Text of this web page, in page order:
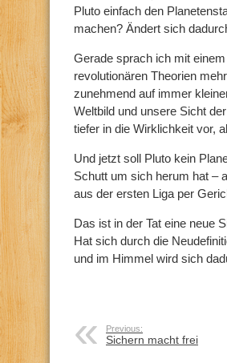
Pluto einfach den
machen? Ändert sich
Gerade sprach ich mit
revolutionären Theorien
zunehmend auf immer
Weltbild und unsere Sicht
tiefer in die Wirklichkeit vor,
Und jetzt soll Pluto kein
Schutt um sich herum hat –
aus der ersten Liga per
Das ist in der Tat eine neue
Hat sich durch die
und im Himmel wird sich
Previous:
Sichern macht frei